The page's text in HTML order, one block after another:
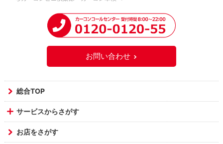
お問い合わせ
総合TOP
サービスからさがす
お店をさがす